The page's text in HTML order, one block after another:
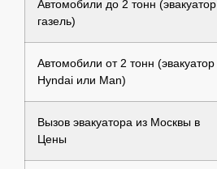
Автомобили до 2 тонн (эвакуатор
газель)
Автомобили от 2 тонн (эвакуатор
Hyndai или Man)
Вызов эвакуатора из Москвы в
Цены